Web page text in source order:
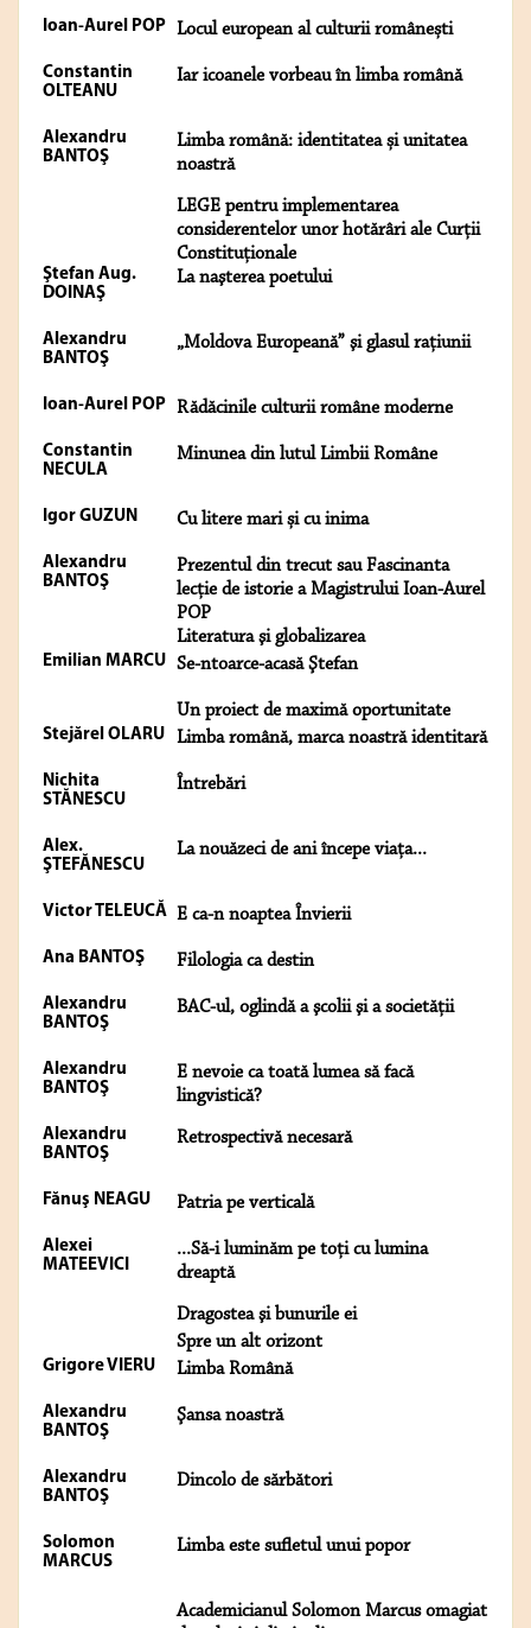
Ioan-Aurel POP Locul european al culturii românești
Constantin
OLTEANU
Iar icoanele vorbeau în limba română
Alexandru
BANTOŞ
Limba română: identitatea și unitatea
noastră
LEGE pentru implementarea
considerentelor unor hotărâri ale Curții
Constituționale
Ştefan Aug.
DOINAŞ
La naşterea poetului
Alexandru
BANTOŞ
„Moldova Europeană” şi glasul raţiunii
Ioan-Aurel POP Rădăcinile culturii române moderne
Constantin
NECULA
Minunea din lutul Limbii Române
Igor GUZUN Cu litere mari și cu inima
Alexandru
BANTOŞ
Prezentul din trecut sau Fascinanta
lecție de istorie a Magistrului Ioan-Aurel
POP
Literatura şi globalizarea
Emilian MARCU Se-ntoarce-acasă Ştefan
Un proiect de maximă oportunitate
Stejărel OLARU Limba română, marca noastră identitară
Nichita
STĂNESCU
Întrebări
Alex.
ŞTEFĂNESCU
La nouăzeci de ani începe viaţa...
Victor TELEUCĂ E ca-n noaptea Învierii
Ana BANTOŞ Filologia ca destin
Alexandru
BANTOŞ
BAC-ul, oglindă a şcolii şi a societăţii
Alexandru
BANTOŞ
E nevoie ca toată lumea să facă
lingvistică?
Alexandru
BANTOŞ
Retrospectivă necesară
Fănuş NEAGU Patria pe verticală
Alexei
MATEEVICI
...Să-i luminăm pe toţi cu lumina
dreaptă
Dragostea şi bunurile ei
Spre un alt orizont
Grigore VIERU Limba Română
Alexandru
BANTOŞ
Şansa noastră
Alexandru
BANTOŞ
Dincolo de sărbători
Solomon
MARCUS
Limba este sufletul unui popor
Academicianul Solomon Marcus omagiat